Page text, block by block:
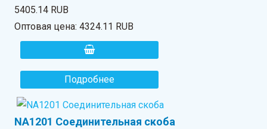
5405.14 RUB
Оптовая цена:4324.11 RUB
Подробнее
NA1201 Соединительная скоба